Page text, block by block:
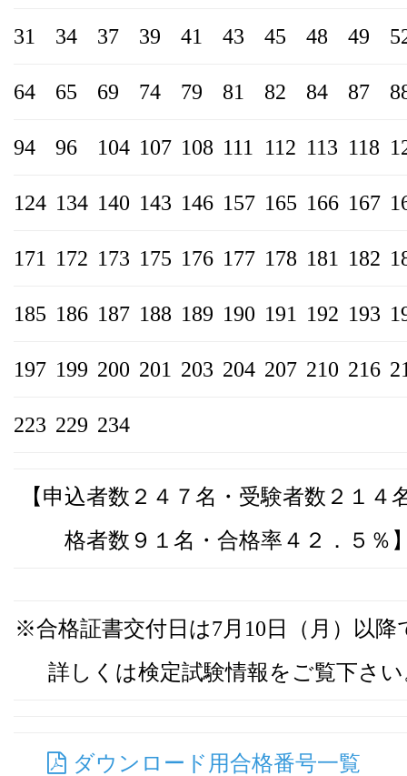
31 34 37 39 41 43 45 48 49
64 65 69 74 79 81 82 84 87
94 96 104 107 108 111 112 113 118
124 134 140 143 146 157 165 166 167
171 172 173 175 176 177 178 181 182
185 186 187 188 189 190 191 192 193
197 199 200 201 203 204 207 210 216
223 229 234
【申込者数２４７名・受験者数２１４
格者数９１名・合格率４２．５％
※合格証書交付日は7月10日（月）以降
詳しくは検定試験情報をご覧下さい
ダウンロード用合格番号一覧